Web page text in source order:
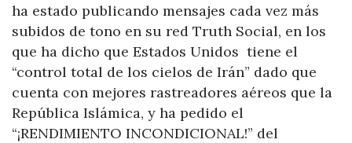
ha estado publicando mensajes cada vez más
subidos de tono en su red Truth Social, en los
que ha dicho que Estados Unidos tiene el
“control total de los cielos de Irán” dado que
cuenta con mejores rastreadores aéreos que la
República Islámica, y ha pedido el
“¡RENDIMIENTO INCONDICIONAL!” del